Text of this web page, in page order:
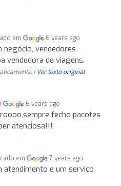
em 6 years ago
negócio, vendedores
vendedora de viagens.
| Ver texto original
6 years ago
fecho pacotes
atenciosa!!!
em 7 years ago
atendimento e um serviço